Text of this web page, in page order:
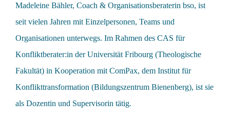
Madeleine Bähler, Coach & Organisationsberaterin bso, ist
seit vielen Jahren mit Einzelpersonen, Teams und
Organisationen unterwegs. Im Rahmen des CAS für
Konfliktberater:in der Universität Fribourg (Theologische
Fakultät) in Kooperation mit ComPax, dem Institut für
Konflikttransformation (Bildungszentrum Bienenberg), ist sie
als Dozentin und Supervisorin tätig.